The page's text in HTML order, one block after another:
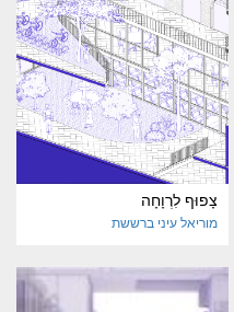
צָפוּף לִרְוָחָה
מוריאל עיני ברששת